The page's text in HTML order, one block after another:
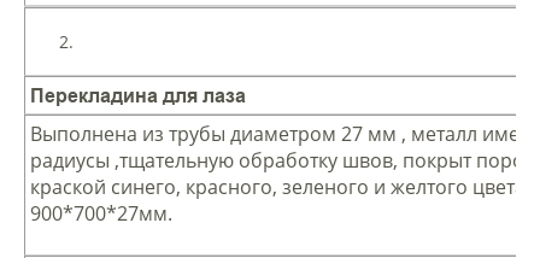
Перекладина для лаза
Выполнена из трубы диаметром 27 мм , металл
радиусы ,тщательную обработку швов, покрыт
краской синего, красного, зеленого и желтого
900*700*27мм.